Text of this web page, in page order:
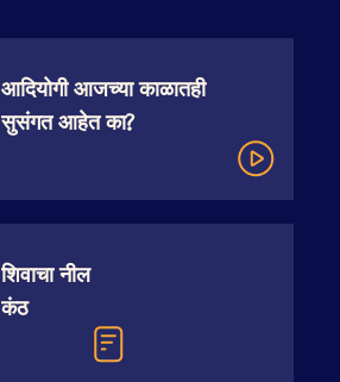
आदियोगी आजच्या काळातही
सुसंगत आहेत का?
शिवाचा नील
कंठ